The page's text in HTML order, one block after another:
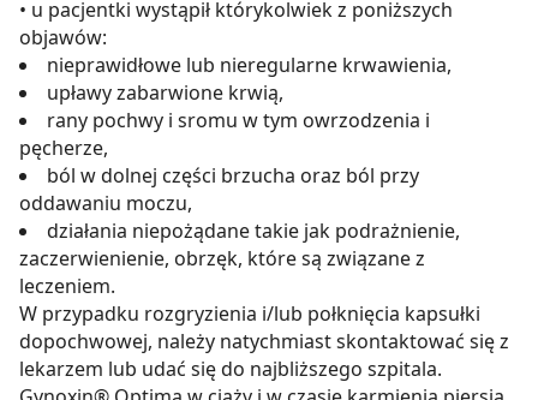
• u pacjentki wystąpił którykolwiek z poniższych
objawów:
nieprawidłowe lub nieregularne krwawienia,
upławy zabarwione krwią,
rany pochwy i sromu w tym owrzodzenia i
pęcherze,
ból w dolnej części brzucha oraz ból przy
oddawaniu moczu,
działania niepożądane takie jak podrażnienie,
zaczerwienienie, obrzęk, które są związane z
leczeniem.
W przypadku rozgryzienia i/lub połknięcia kapsułki
dopochwowej, należy natychmiast skontaktować się z
lekarzem lub udać się do najbliższego szpitala.